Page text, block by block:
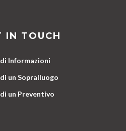
IN TOUCH
Informazioni
un Sopralluogo
un Preventivo